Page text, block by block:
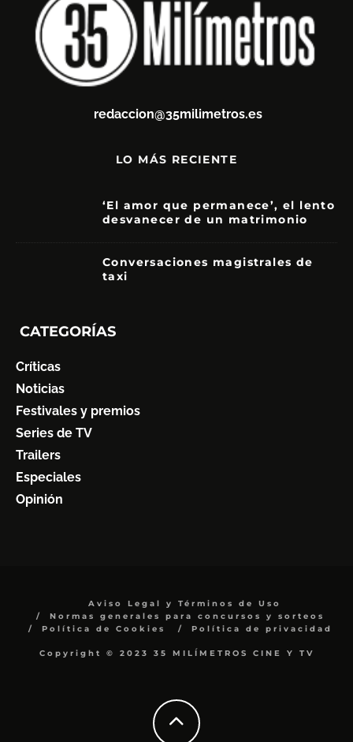
redaccion@35milimetros.es
LO MÁS RECIENTE
‘El amor que permanece’, el lento
desvanecer de un matrimonio
Conversaciones magistrales de
taxi
CATEGORÍAS
Críticas
Noticias
Festivales y premios
Series de TV
Trailers
Especiales
Opinión
Aviso Legal y Términos de Uso
Normas generales para concursos y sorteos
Política de Cookies
Política de privacidad
Copyright © 2023 35 MILÍMETROS CINE Y TV